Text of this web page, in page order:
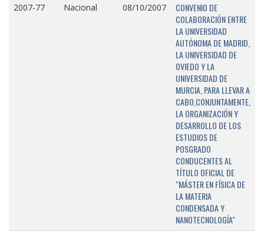
2007-77 Nacional 08/10/2007
CONVENIO DE
COLABORACIÓN ENTRE
LA UNIVERSIDAD
AUTÓNOMA DE MADRID,
LA UNIVERSIDAD DE
OVIEDO Y LA
UNIVERSIDAD DE
MURCIA, PARA LLEVAR A
CABO,CONJUNTAMENTE,
LA ORGANIZACIÓN Y
DESARROLLO DE LOS
ESTUDIOS DE
POSGRADO
CONDUCENTES AL
TÍTULO OFICIAL DE
"MÁSTER EN FÍSICA DE
LA MATERIA
CONDENSADA Y
NANOTECNOLOGÍA"